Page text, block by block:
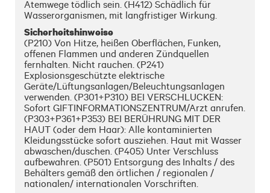
Atemwege tödlich sein. (H412) Schädlich für
Wasserorganismen, mit langfristiger Wirkung.
Sicherheitshinweise
(P210) Von Hitze, heißen Oberflächen, Funken,
offenen Flammen und anderen Zündquellen
fernhalten. Nicht rauchen. (P241)
Explosionsgeschützte elektrische
Geräte/Lüftungsanlagen/Beleuchtungsanlagen
verwenden. (P301+P310) BEI VERSCHLUCKEN:
Sofort GIFTINFORMATIONSZENTRUM/Arzt anrufen.
(P303+P361+P353) BEI BERÜHRUNG MIT DER
HAUT (oder dem Haar): Alle kontaminierten
Kleidungsstücke sofort ausziehen. Haut mit Wasser
abwaschen/duschen. (P405) Unter Verschluss
aufbewahren. (P501) Entsorgung des Inhalts / des
Behälters gemäß den örtlichen / regionalen /
nationalen/ internationalen Vorschriften.